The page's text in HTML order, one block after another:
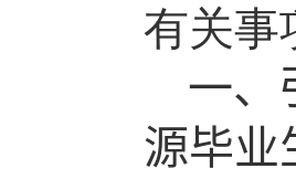
有关事
一、
源毕业